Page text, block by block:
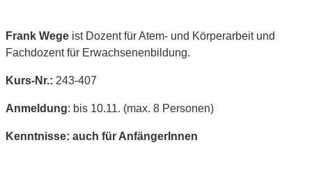
Frank Wege ist Dozent für Atem- und Körperarbeit und
Fachdozent für Erwachsenenbildung.
Kurs-Nr.: 243-407
Anmeldung: bis 10.11. (max. 8 Personen)
Kenntnisse: auch für AnfängerInnen